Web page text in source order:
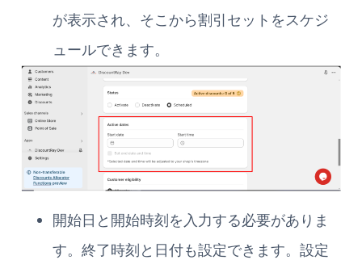
が表示され、そこから割引セットをスケジ
ュールできます。
開始日と開始時刻を入力する必要がありま
す。終了時刻と日付も設定できます。設定